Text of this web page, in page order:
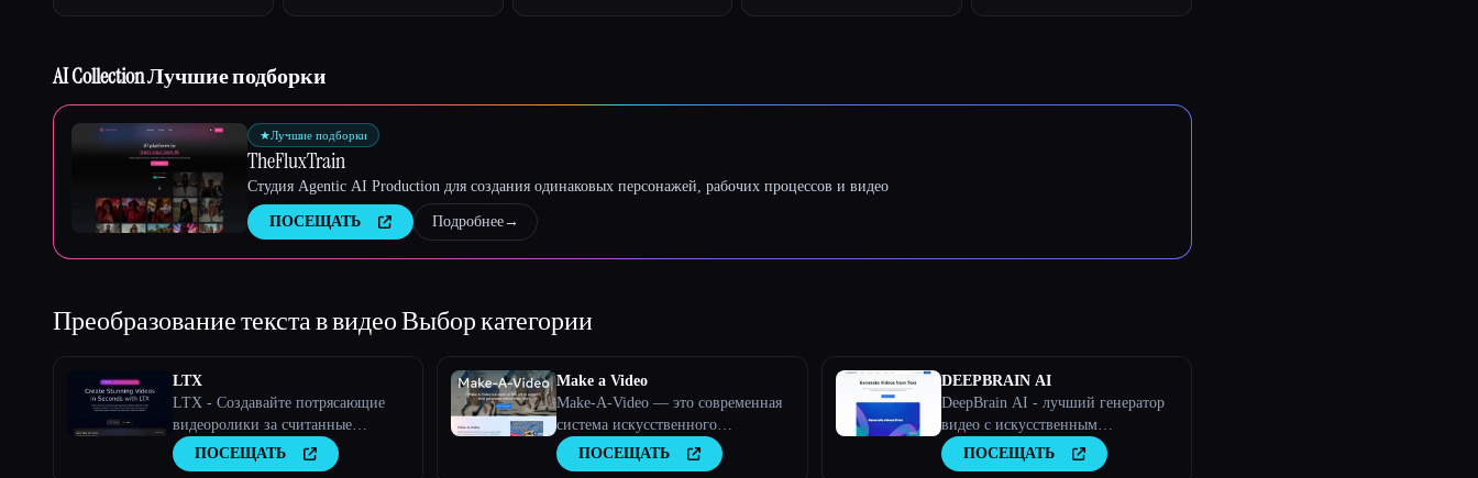
AI Collection Лучшие подборки
★Лучшие подборки
TheFluxTrain
Студия Agentic AI Production для создания одинаковых персонажей, рабочих процессов и видео
ПОСЕЩАТЬ Подробнее→
Преобразование текста в видеоВыбор категории
LTX
LTX - Создавайте потрясающие
видеоролики за считанные
секунды с помощью LTX
ПОСЕЩАТЬ
Make a Video
Make-A-Video — это современная
система искусственного
интеллекта, которая генерирует
видео из текста.
ПОСЕЩАТЬ
DEEPBRAIN AI
DeepBrain AI - лучший генератор
видео с искусственным
интеллектом из текста
ПОСЕЩАТЬ